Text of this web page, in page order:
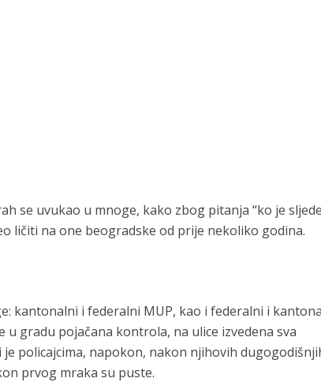
se uvukao u mnoge, kako zbog pitanja “ko je
ličiti na one beogradske od prije nekoliko godina.
kantonalni i federalni MUP, kao i federalni i
gradu pojačana kontrola, na ulice izvedena sva
policajcima, napokon, nakon njihovih
prvog mraka su puste.